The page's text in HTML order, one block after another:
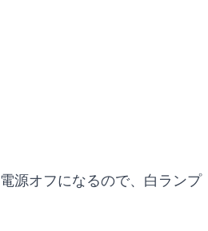
源オフになるので、白ランプ